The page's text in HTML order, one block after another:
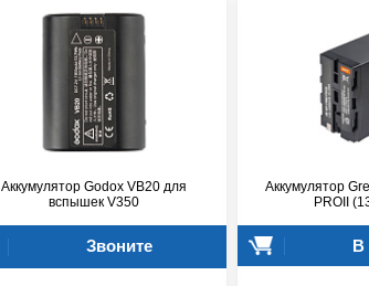
Аккумулятор Godox VB20 для
вспышек V350
Звоните
Аккумулятор
PROII
В